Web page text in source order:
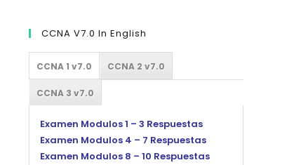
CCNA V7.0 In English
CCNA 1 v7.0 CCNA 2 v7.0
CCNA 3 v7.0
Examen Modulos 1 – 3 Respuestas
Examen Modulos 4 – 7 Respuestas
Examen Modulos 8 – 10 Respuestas